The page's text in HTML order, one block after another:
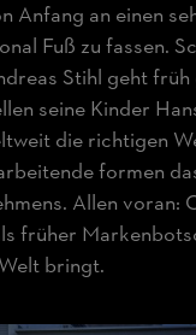
Anfang an einen
Fuß zu fassen.
Stihl geht
seine Kinder
die richtigen
formen
Allen voran:
früher
bringt.